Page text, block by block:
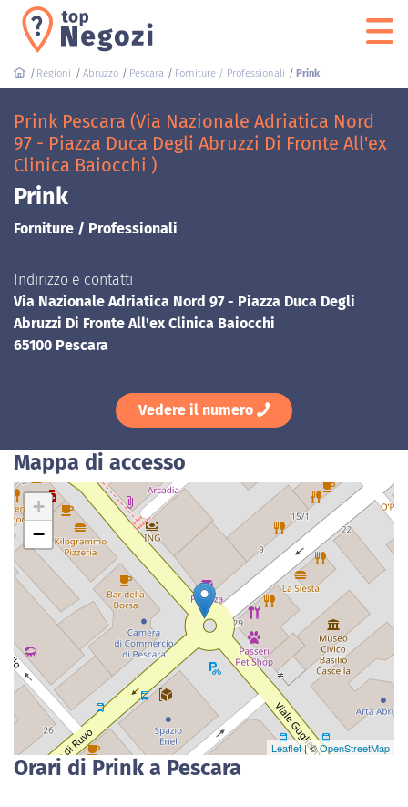
Regioni Abruzzo Pescara Forniture / Professionali Prink
Prink Pescara (Via Nazionale Adriatica Nord
97 - Piazza Duca Degli Abruzzi Di Fronte All'ex
Clinica Baiocchi )
Prink
Forniture / Professionali
Indirizzo e contatti
Via Nazionale Adriatica Nord 97 - Piazza Duca Degli
Abruzzi Di Fronte All'ex Clinica Baiocchi
65100 Pescara
Vedere il numero
Mappa di accesso
+
−
Leaflet| ©OpenStreetMap
Orari di Prink a Pescara